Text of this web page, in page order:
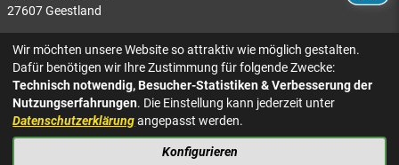
27607 Geestland
Rathaus Bad Bederkesa
Am Markt 8
27624 Geestland
Tel.: 04743 937-2300
Wir möchten unsere Website so attraktiv wie möglich gestalten.
Dafür benötigen wir Ihre Zustimmung für folgende Zwecke:
Technisch notwendig, Besucher-Statistiken & Verbesserung der
Nutzungserfahrungen. Die Einstellung kann jederzeit unter
Datenschutzerklärungangepasst werden.
Konfigurieren